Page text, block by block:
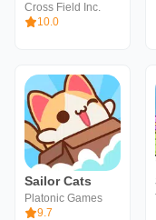
Cross Field Inc.
10.0
Sailor Cats
Platonic Games
9.7